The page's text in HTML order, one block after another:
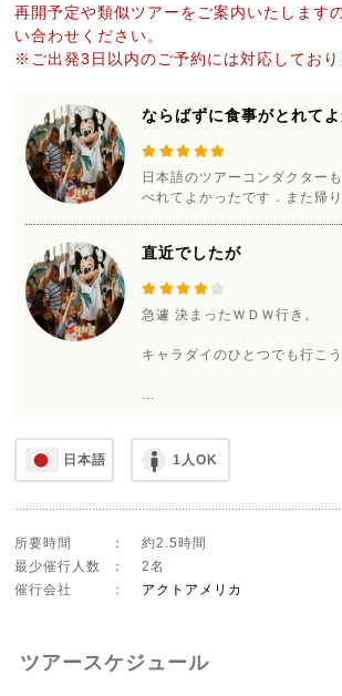
再開予定や類似ツアーをご案内いたします
い合わせください。
※ご出発3日以内のご予約には対応しており
ならばずに食事がとれてよ
日本語のツアーコンダクター
べれてよかったです．また帰
直近でしたが
急遽 決まったＷＤＷ行き。
キャラダイのひとつでも行こう
...
日本語 1人OK
所要時間 ：
約2.5時間
最少催行人数
：
2名
催行会社
： アクトアメリカ
ツアースケジュール